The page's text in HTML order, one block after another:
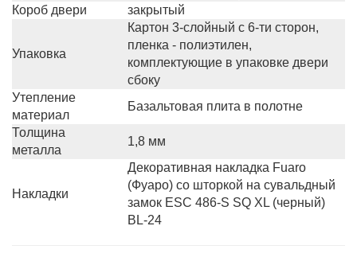
Короб двери
закрытый
Упаковка
Картон 3-слойный с 6-ти сторон,
пленка - полиэтилен,
комплектующие в упаковке двери
сбоку
Утепление
материал
Базальтовая плита в полотне
Толщина
металла
1,8 мм
Накладки
Декоративная накладка Fuaro
(Фуаро) со шторкой на сувальдный
замок ESC 486-S SQ XL (черный)
BL-24